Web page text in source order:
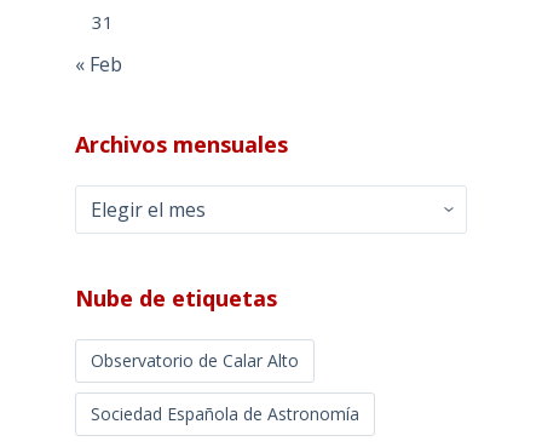
31
« Feb
Archivos mensuales
Archivos
mensuales
Nube de etiquetas
Observatorio de Calar Alto
Sociedad Española de Astronomía